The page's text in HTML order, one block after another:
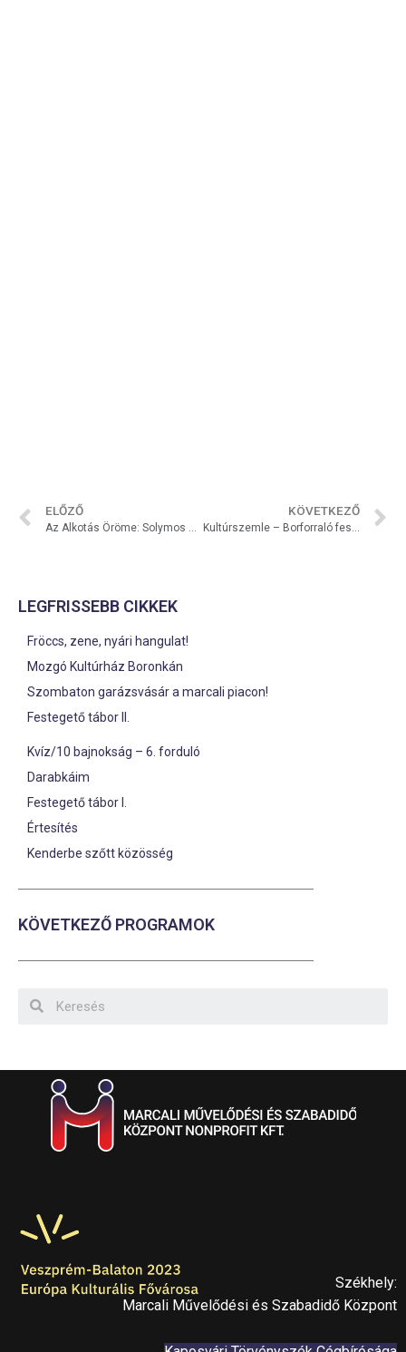
ELŐZŐ
Az Alkotás Öröme: Solymos Gyuláné hímzései
KÖVETKEZŐ
Kultúrszemle – Borforraló fesztiválok
LEGFRISSEBB CIKKEK
Fröccs, zene, nyári hangulat!
Mozgó Kultúrház Boronkán
Szombaton garázsvásár a marcali piacon!
Festegető tábor II.
Kvíz/10 bajnokság – 6. forduló
Darabkáim
Festegető tábor I.
Értesítés
Kenderbe szőtt közösség
KÖVETKEZŐ PROGRAMOK
Székhely:
Marcali Művelődési és Szabadidő Központ